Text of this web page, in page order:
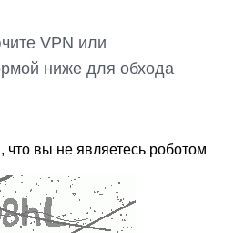
VPN или
ниже для обхода
что вы не являетесь роботом